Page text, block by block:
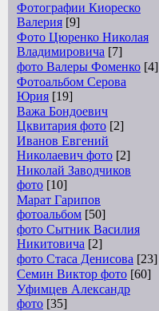
Фотографии Киореско
Валерия [9]
Фото Цюренко Николая
Владимировича [7]
фото Валеры Фоменко [4]
Фотоальбом Серова
Юрия [19]
Важа Бондоевич
Цквитария фото [2]
Иванов Евгений
Николаевич фото [2]
Николай Заводчиков
фото [10]
Марат Гарипов
фотоальбом [50]
фото Сытник Василия
Никитовича [2]
фото Стаса Денисова [23]
Семин Виктор фото [60]
Уфимцев Александр
фото [35]